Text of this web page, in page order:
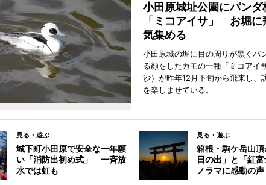
小田原城址公園にパンダ
「ミコアイサ」 お堀に
気集める
小田原城の堀に目の周りが黒くパ
る顔をしたカモの一種「ミコアイ
沙）が昨年12月下旬から飛来し、
を楽しませている。
見る・遊ぶ
城下町小田原で安全な一年願
い「消防出初め式」 一斉放
水では虹も
見る・遊ぶ
箱根・駒ケ岳山
日の出」と「紅
ノラマに感動の声